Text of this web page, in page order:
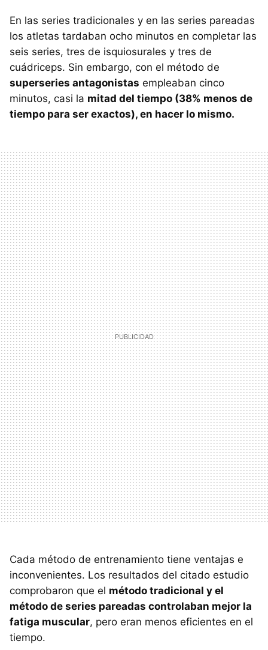
En las series tradicionales y en las series pareadas
los atletas tardaban ocho minutos en completar las
seis series, tres de isquiosurales y tres de
cuádriceps. Sin embargo, con el método de
superseries antagonistas empleaban cinco
minutos, casi la mitad del tiempo (38% menos de
tiempo para ser exactos), en hacer lo mismo.
Cada método de entrenamiento tiene ventajas e
inconvenientes. Los resultados del citado estudio
comprobaron que el método tradicional y el
método de series pareadas controlaban mejor la
fatiga muscular, pero eran menos eficientes en el
tiempo.